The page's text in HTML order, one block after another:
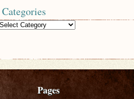
Categories
Categories
Pages